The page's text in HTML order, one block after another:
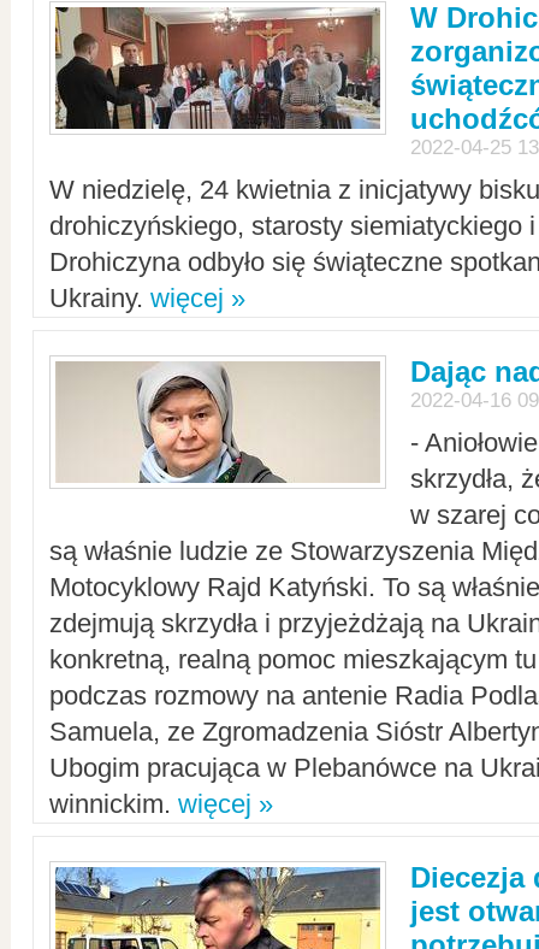
W
2022-04-25
W niedzielę, 24 kwietnia z inicjatywy
drohiczyńskiego, starosty siemiatyckiego
Drohiczyna odbyło się świąteczne
Ukrainy. więcej »
Dając
2022-04-16
-
skrzydła,
w szarej
są właśnie ludzie ze Stowarzyszenia
Motocyklowy Rajd Katyński. To są
zdejmują skrzydła i przyjeżdżają na
konkretną, realną pomoc mieszkającym
podczas rozmowy na antenie Radia
Samuela, ze Zgromadzenia Sióstr
Ubogim pracująca w Plebanówce na
winnickim. więcej »
Diecezja
jest